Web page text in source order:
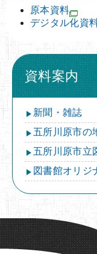
原本資料
デジタル化資
資料案内
新聞・雑誌
五所川原市の
五所川原市立
図書館オリジ